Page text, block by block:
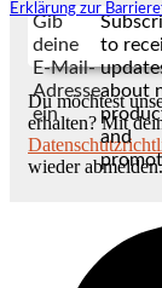
Erklärung zur
Gib
deine
E-Mail-
Adresse
ein
to
about
and
Du möchtest
erhalten? Mit
wieder abmelden.